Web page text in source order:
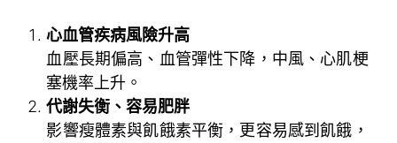
心血管疾病風險升高
血壓長期偏高、血管彈性下降，中風、心肌梗
塞機率上升。
代謝失衡、容易肥胖
影響瘦體素與飢餓素平衡，更容易感到飢餓，